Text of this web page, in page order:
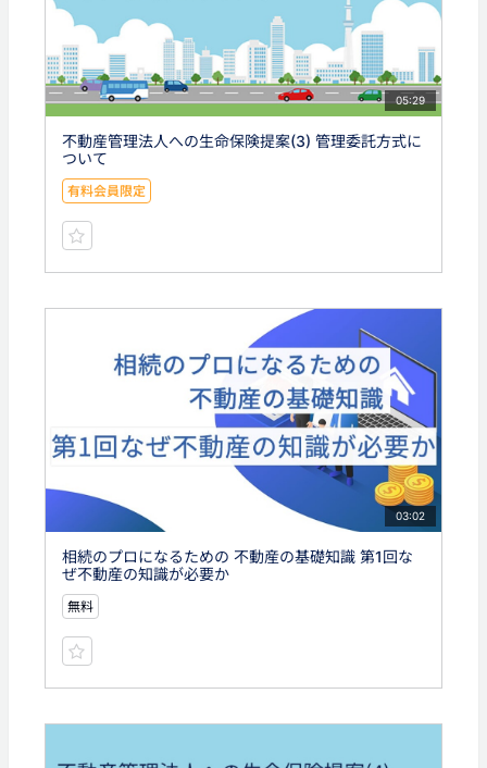
05:29
不動産管理法人への生命保険提案(3) 管理委託方式に
ついて
有料会員限定
03:02
相続のプロになるための 不動産の基礎知識 第1回な
ぜ不動産の知識が必要か
無料